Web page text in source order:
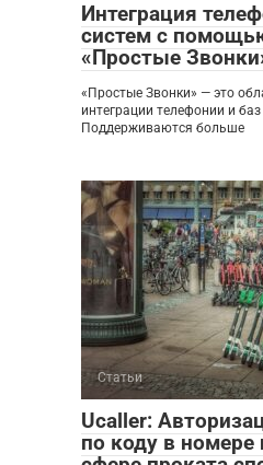
Интеграция
систем с
«Простые
«Простые Звонки» — это
интеграции телефонии и баз
Поддерживаются больше
Статьи
Ucaller:
по коду в номере